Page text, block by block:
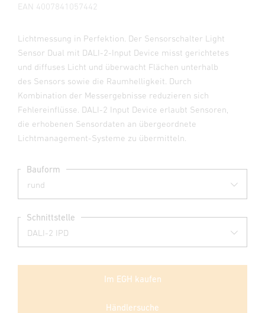
EAN 4007841057442
Lichtmessung in Perfektion. Der Sensorschalter Light
Sensor Dual mit DALI-2-Input Device misst gerichtetes
und diffuses Licht und überwacht Flächen unterhalb
des Sensors sowie die Raumhelligkeit. Durch
Kombination der Messergebnisse reduzieren sich
Fehlereinflüsse. DALI-2 Input Device erlaubt Sensoren,
die erhobenen Sensordaten an übergeordnete
Lichtmanagement-Systeme zu übermitteln.
Bauform
Schnittstelle
Im EGH kaufen
Händlersuche